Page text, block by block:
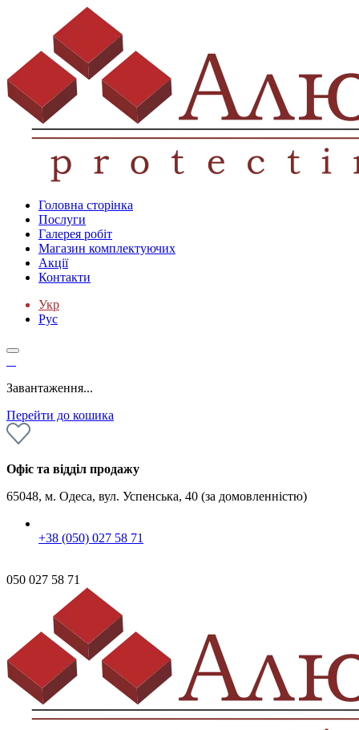
Головна сторінка
Послуги
Галерея робіт
Магазин комплектуючих
Акції
Контакти
Укр
Рус
Завантаження...
Перейти до кошика
Офіс та відділ продажу
65048, м. Одеса, вул. Успенська, 40 (за домовленністю)
+38 (050) 027 58 71
050 027 58 71